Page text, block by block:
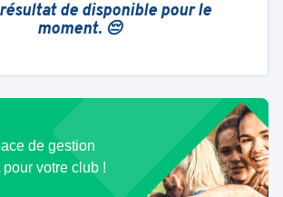
de disponible pour le
moment. 😔
de gestion
votre club !